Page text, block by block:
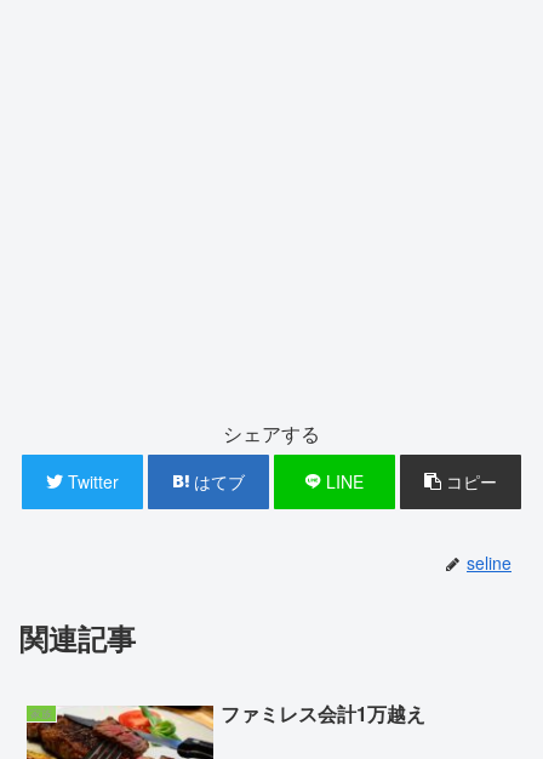
シェアする
Twitter はてブ LINE コピー
seline
関連記事
家族 ファミレス会計1万越え